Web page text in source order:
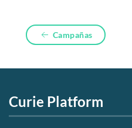
Campañas
Curie Platform